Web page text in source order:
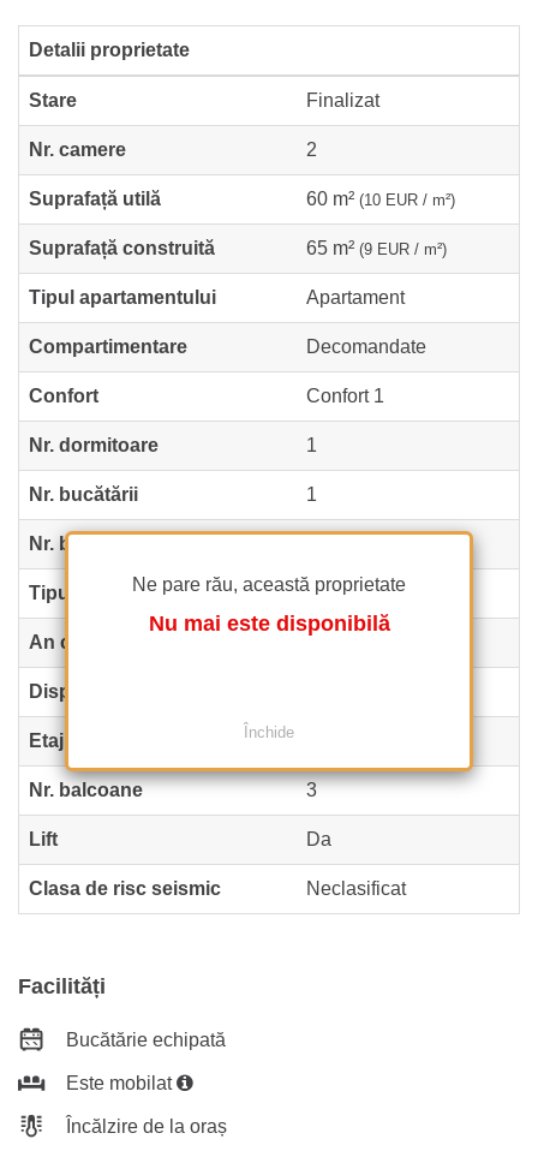
Ne pare rău, această proprietate
Nu mai este disponibilă
Închide
Detalii proprietate
Stare Finalizat
Nr. camere 2
Suprafață utilă 60 m² (10 EUR / m²)
Suprafață construită 65 m² (9 EUR / m²)
Tipul apartamentului Apartament
Compartimentare Decomandate
Confort Confort 1
Nr. dormitoare 1
Nr. bucătării 1
Nr. băi
Tipul clădirii Bloc
An construcție 1989
Dispunere
Etaj
Nr. balcoane 3
Lift Da
Clasa de risc seismic Neclasificat
Facilități
Bucătărie echipată
Este mobilat
Încălzire de la oraș